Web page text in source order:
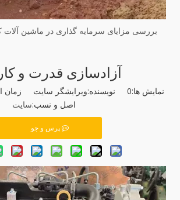
بررسی مزایای سرمایه گذاری در ماشین
آزادسازی قدرت و
نمایش ها:0
اصل و نسب:سایت
پرس و جو